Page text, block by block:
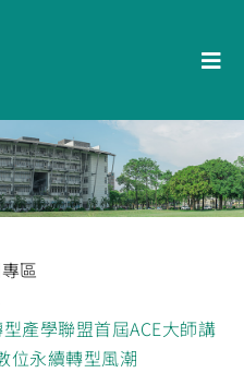
區
產學聯盟首屆ACE大師講
位永續轉型風潮